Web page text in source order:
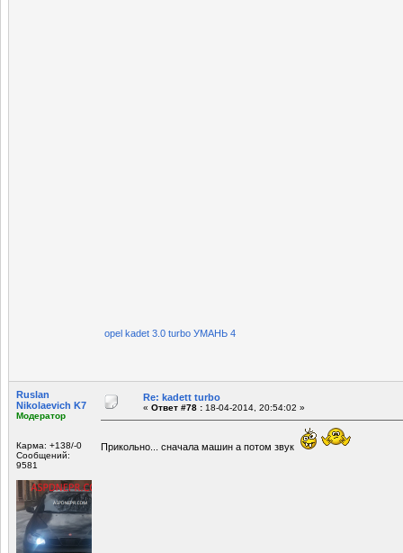
opel kadet 3.0 turbo УМАНЬ 4
Ruslan
Nikolaevich K7
Модератор
Карма: +138/-0
Сообщений:
9581
Re: kadett turbo
« Ответ #78 : 18-04-2014, 20:54:02 »
Прикольно... сначала машин а потом звук